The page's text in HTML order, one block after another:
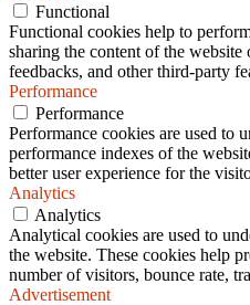
Functional
Functional cookies help to
sharing the content of the
feedbacks, and other third-party
Performance
Performance
Performance cookies are used to
performance indexes of the
better user experience for the
Analytics
Analytics
Analytical cookies are used to
the website. These cookies help
number of visitors, bounce rate,
Advertisement